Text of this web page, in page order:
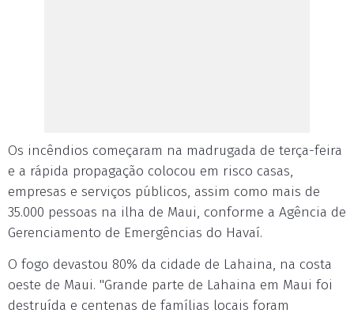
Os incêndios começaram na madrugada de terça-feira
e a rápida propagação colocou em risco casas,
empresas e serviços públicos, assim como mais de
35.000 pessoas na ilha de Maui, conforme a Agência de
Gerenciamento de Emergências do Havaí.
O fogo devastou 80% da cidade de Lahaina, na costa
oeste de Maui. "Grande parte de Lahaina em Maui foi
destruída e centenas de famílias locais foram